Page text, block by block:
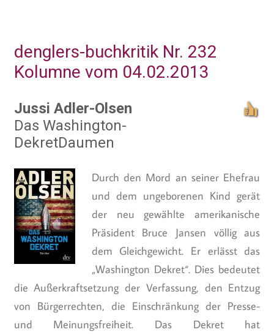
denglers-buchkritik Nr. 232
Kolumne vom 04.02.2013
Jussi Adler-Olsen
Das Washington-
DekretDaumen
Durch den Mord an seiner Ehefrau
und dem ungeborenen Kind gerät
der neu gewählte amerikanische
Präsident Bruce Jansen völlig aus
dem Gleichgewicht. Er erlässt das
„Washington Dekret“. Dies bedeutet
die Außerkraftsetzung der Verfassung, den Entzug
von Bürgerrechten, die Einschränkung der Presse-
und Meinungsfreiheit. Das Dekret hat